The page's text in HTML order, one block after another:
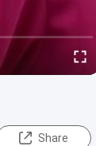
Share